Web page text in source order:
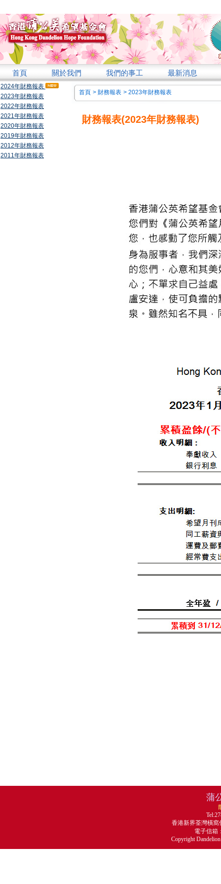
首頁 關於我們 我們的事工 最新消息
2024年財務報表
2023年財務報表
2022年財務報表
2021年財務報表
2020年財務報表
2019年財務報表
2012年財務報表
2011年財務報表
首頁 > 財務報表 > 2023年財務報表
財務報表(2023年財務報表)
蒲
香港新界荃灣橫窩
電子信箱
Copyright